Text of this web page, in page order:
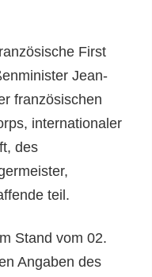
First
Jean-
französischen
internationaler
des
teil.
Stand vom 02.
Angaben des